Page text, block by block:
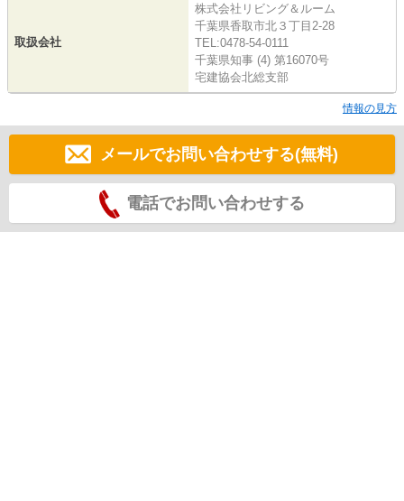
取扱会社
株式会社リビング＆ルーム
千葉県香取市北３丁目2-28
TEL:0478-54-0111
千葉県知事 (4) 第16070号
宅建協会北総支部
情報の見方
メールでお問い合わせする(無料)
電話でお問い合わせする